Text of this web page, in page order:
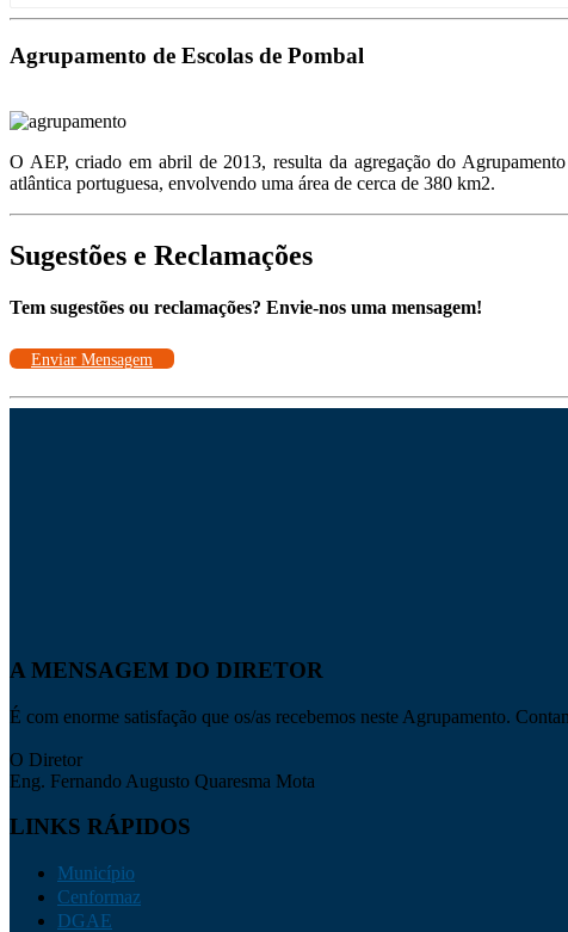
Agrupamento de Escolas de Pombal
O AEP, criado em abril de 2013, resulta da agregação do
atlântica portuguesa, envolvendo uma área de cerca de 380 km2.
Sugestões e Reclamações
Tem sugestões ou reclamações? Envie-nos uma mensagem!
Enviar Mensagem
A MENSAGEM DO DIRETOR
É com enorme satisfação que os/as recebemos neste Agrupamento.
O Diretor
Eng. Fernando Augusto Quaresma Mota
LINKS RÁPIDOS
Município
Cenformaz
DGAE